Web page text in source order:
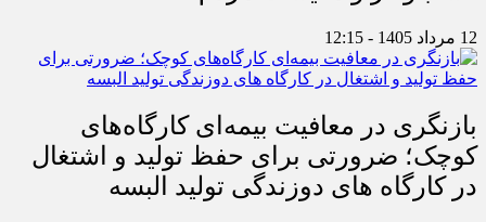
12 مرداد 1405 - 12:15
بازنگری در معافیت بیمه‌ای کارگاه‌های
کوچک؛ ضرورتی برای حفظ تولید و اشتغال
در کارگاه های دوزندگی تولید البسه